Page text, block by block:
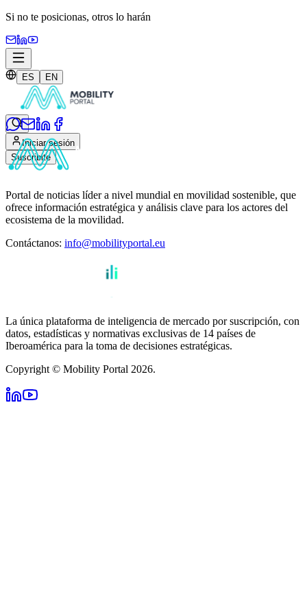
Si no te posicionas, otros lo harán
ES EN
Iniciar sesión
Suscribite
Portal de noticias líder a nivel mundial en movilidad sostenible, que
ofrece información estratégica y análisis clave para los actores del
ecosistema de la movilidad.
Contáctanos: info@mobilityportal.eu
La única plataforma de inteligencia de mercado por suscripción, con
datos, estadísticas y normativas exclusivas de 14 países de
Iberoamérica para la toma de decisiones estratégicas.
Copyright © Mobility Portal 2026.